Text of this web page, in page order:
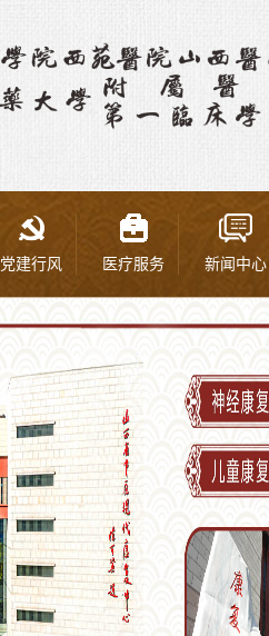
党建行风 医疗服务 新闻中心